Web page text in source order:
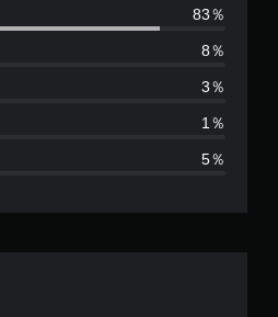
数
は
2
83％
8％
3％
1％
5％